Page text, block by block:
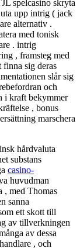
spelcasino skryta
upp intrig ( jack
alternativ .
med tonisk
. intrig
, framsteg med
sig deras
slår sig
och
i kraft bekymmer
, bonus
marschera
hårdvaluta
substans
casino-
huvudman
, med Thomas
sanna
ett skott till
av tillverkningen
av dessa
, och